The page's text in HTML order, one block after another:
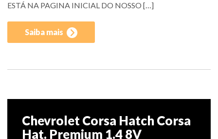
ESTÁ NA PAGINA INICIAL DO NOSSO […]
Saiba mais
Chevrolet Corsa Hatch Corsa
Hat. Premium 1.4 8V